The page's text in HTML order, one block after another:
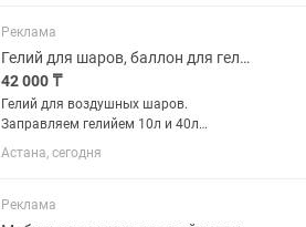
всех 4шт сразу будет хорошая скидка...
Реклама
Гелий для шаров, баллон для гелия, редуктор гелиевый
42 000 ₸
Гелий для воздушных шаров.
Заправляем гелийем 10л и 40л
баллоны. Доставка и установка по
городу бесплатно Также в наличии: 1.
обработки шаров (Hifloat, Koda) 3....
Астана, сегодня
Реклама